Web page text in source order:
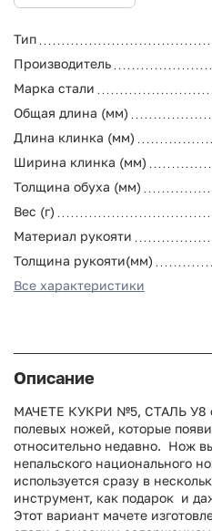
Тип
Производитель
Марка стали
Общая длина (мм)
Длина клинка (мм)
Ширина клинка (мм)
Толщина обуха (мм)
Вес (г)
Материал рукояти
Толщина рукояти(мм)
Все характеристики
Описание
МАЧЕТЕ КУКРИ №5, СТАЛЬ У8
полевых ножей, которые
относительно недавно. Нож
непальского национального
используется сразу в
инструмент, как подарок и
Этот вариант мачете